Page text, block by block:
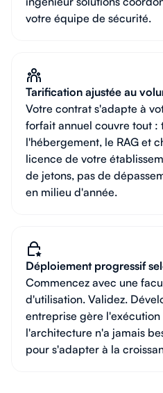
votre équipe de sécurité.
Tarification ajustée au
Votre contrat s'adapte à
forfait annuel couvre tout :
l'hébergement, le RAG et
licence de votre
de jetons, pas de
en milieu d'année.
Déploiement progressif
Commencez avec une
d'utilisation. Validez.
entreprise gère
l'architecture n'a jamais
pour s'adapter à la